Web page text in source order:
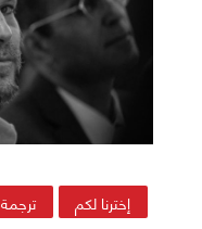
إخترنا لكم ترجمة